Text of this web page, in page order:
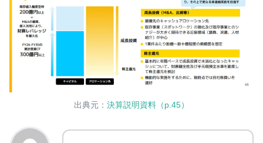
出典元： 決算説明資料（p.45）